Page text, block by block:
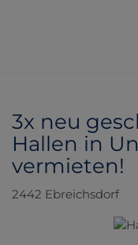
3x neu
Hallen in
vermieten!
2442 Ebreichsdorf